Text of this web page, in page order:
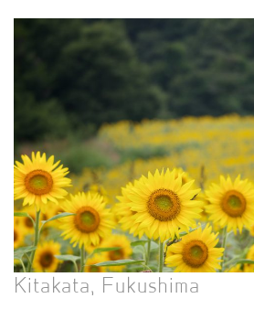
Kitakata, Fukushima